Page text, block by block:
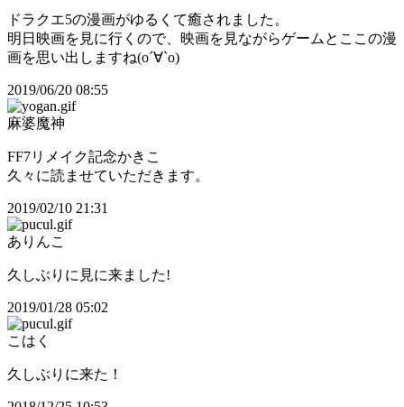
ドラクエ5の漫画がゆるくて癒されました。
明日映画を見に行くので、映画を見ながらゲームとここの漫
画を思い出しますね(о´∀`о)
2019/06/20 08:55
麻婆魔神
FF7リメイク記念かきこ
久々に読ませていただきます。
2019/02/10 21:31
ありんこ
久しぶりに見に来ました!
2019/01/28 05:02
こはく
久しぶりに来た！